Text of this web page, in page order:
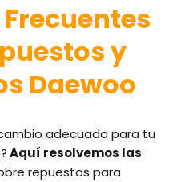
y
Daewoo
adecuado para tu
Aquí resolvemos las
repuestos para